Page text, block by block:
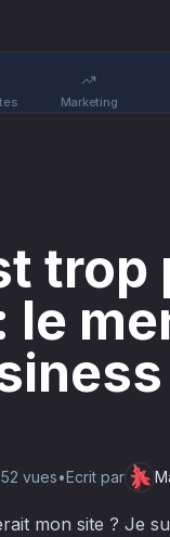
Marketing
trop
le
52 vues•Ecrit par
mon site ? Je